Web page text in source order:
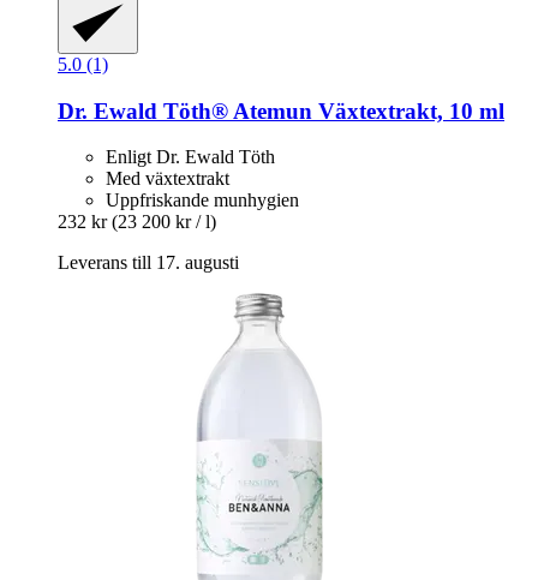
5.0 (1)
Dr. Ewald Töth® Atemun Växtextrakt, 10 ml
Enligt Dr. Ewald Töth
Med växtextrakt
Uppfriskande munhygien
232 kr (23 200 kr / l)
Leverans till 17. augusti